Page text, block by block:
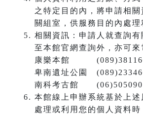
之特定目的內，將申請相關
關組室，供服務目的內處理
相關資訊：申請人就查詢
至本館官網查詢外，亦可來
康樂本館
卑南遺址公園
南科考古館
本館線上申辦系統基於上述
處理或利用您的個人資料